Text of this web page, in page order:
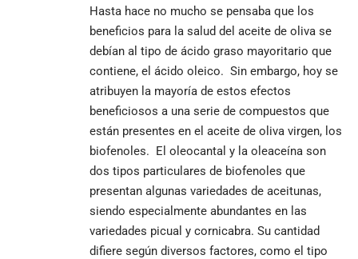
Hasta hace no mucho se pensaba que los
beneficios para la salud del aceite de oliva se
debían al tipo de ácido graso mayoritario que
contiene, el ácido oleico. Sin embargo, hoy se
atribuyen la mayoría de estos efectos
beneficiosos a una serie de compuestos que
están presentes en el aceite de oliva virgen, los
biofenoles. El oleocantal y la oleaceína son
dos tipos particulares de biofenoles que
presentan algunas variedades de aceitunas,
siendo especialmente abundantes en las
variedades picual y cornicabra. Su cantidad
difiere según diversos factores, como el tipo